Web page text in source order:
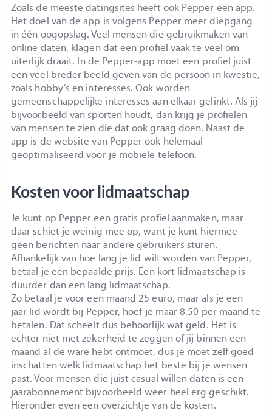
Zoals de meeste datingsites heeft ook Pepper een app.
Het doel van de app is volgens Pepper meer diepgang
in één oogopslag. Veel mensen die gebruikmaken van
online daten, klagen dat een profiel vaak te veel om
uiterlijk draait. In de Pepper-app moet een profiel juist
een veel breder beeld geven van de persoon in kwestie,
zoals hobby’s en interesses. Ook worden
gemeenschappelijke interesses aan elkaar gelinkt. Als jij
bijvoorbeeld van sporten houdt, dan krijg je profielen
van mensen te zien die dat ook graag doen. Naast de
app is de website van Pepper ook helemaal
geoptimaliseerd voor je mobiele telefoon.
Kosten voor lidmaatschap
Je kunt op Pepper een gratis profiel aanmaken, maar
daar schiet je weinig mee op, want je kunt hiermee
geen berichten naar andere gebruikers sturen.
Afhankelijk van hoe lang je lid wilt worden van Pepper,
betaal je een bepaalde prijs. Een kort lidmaatschap is
duurder dan een lang lidmaatschap.
Zo betaal je voor een maand 25 euro, maar als je een
jaar lid wordt bij Pepper, hoef je maar 8,50 per maand te
betalen. Dat scheelt dus behoorlijk wat geld. Het is
echter niet met zekerheid te zeggen of jij binnen een
maand al de ware hebt ontmoet, dus je moet zelf goed
inschatten welk lidmaatschap het beste bij je wensen
past. Voor mensen die juist casual willen daten is een
jaarabonnement bijvoorbeeld weer heel erg geschikt.
Hieronder even een overzichtje van de kosten.